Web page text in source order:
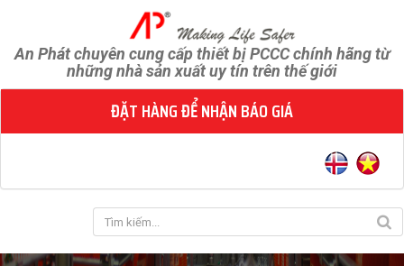
An Phát chuyên cung cấp thiết bị PCCC chính hãng từ
những nhà sản xuất uy tín trên thế giới
ĐẶT HÀNG ĐỂ NHẬN BÁO GIÁ